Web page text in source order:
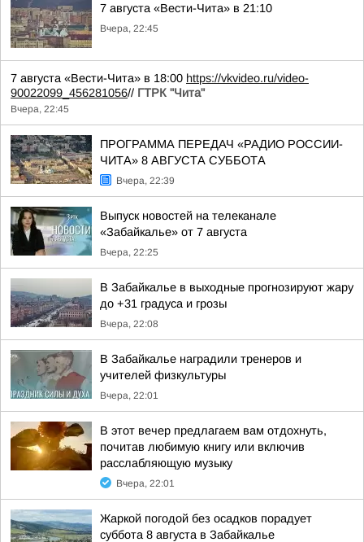
7 августа «Вести-Чита» в 21:10
Вчера, 22:45
7 августа «Вести-Чита» в 18:00 https://vkvideo.ru/video-
90022099_456281056// ГТРК "Чита"
Вчера, 22:45
ПРОГРАММА ПЕРЕДАЧ «РАДИО РОССИИ-
ЧИТА» 8 АВГУСТА СУББОТА
Вчера, 22:39
Выпуск новостей на телеканале
«Забайкалье» от 7 августа
Вчера, 22:25
В Забайкалье в выходные прогнозируют жару
до +31 градуса и грозы
Вчера, 22:08
В Забайкалье наградили тренеров и
учителей физкультуры
Вчера, 22:01
В этот вечер предлагаем вам отдохнуть,
почитав любимую книгу или включив
расслабляющую музыку
Вчера, 22:01
Жаркой погодой без осадков порадует
суббота 8 августа в Забайкалье